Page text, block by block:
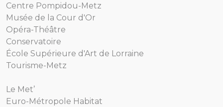
Centre Pompidou-Metz
Musée de la Cour d'Or
Opéra-Théâtre
Conservatoire
École Supérieure d'Art de Lorraine
Tourisme-Metz
Le Met’
Euro-Métropole Habitat